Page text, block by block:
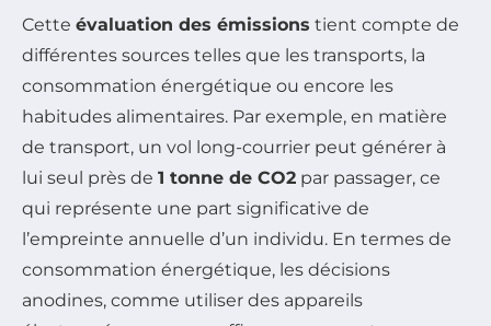
Cette évaluation des émissions tient compte de
différentes sources telles que les transports, la
consommation énergétique ou encore les
habitudes alimentaires. Par exemple, en matière
de transport, un vol long-courrier peut générer à
lui seul près de 1 tonne de CO2 par passager, ce
qui représente une part significative de
l’empreinte annuelle d’un individu. En termes de
consommation énergétique, les décisions
anodines, comme utiliser des appareils